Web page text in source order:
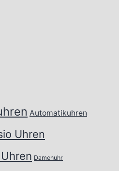
Automatikuhren
Uhren
Damenuhr